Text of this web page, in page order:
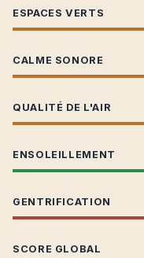
ESPACES VERTS
CALME SONORE
QUALITÉ DE L'AIR
ENSOLEILLEMENT
GENTRIFICATION
SCORE GLOBAL